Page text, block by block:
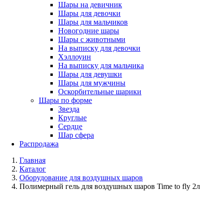
Шары на девичник
Шары для девочки
Шары для мальчиков
Новогодние шары
Шары с животными
На выписку для девочки
Хэллоуин
На выписку для мальчика
Шары для девушки
Шары для мужчины
Оскорбительные шарики
Шары по форме
Звезда
Круглые
Сердце
Шар сфера
Распродажа
Главная
Каталог
Оборудование для воздушных шаров
Полимерный гель для воздушных шаров Time to fly 2л